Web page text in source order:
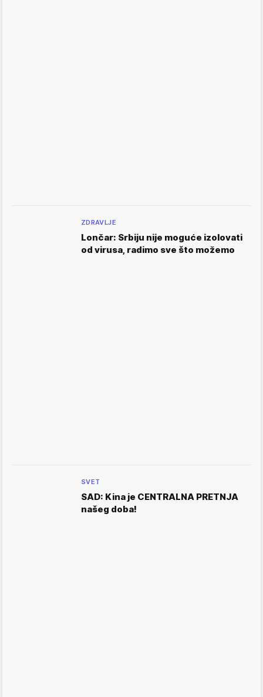
ZDRAVLJE
Lončar: Srbiju nije moguće izolovati
od virusa, radimo sve što možemo
SVET
SAD: Kina je CENTRALNA PRETNJA
našeg doba!